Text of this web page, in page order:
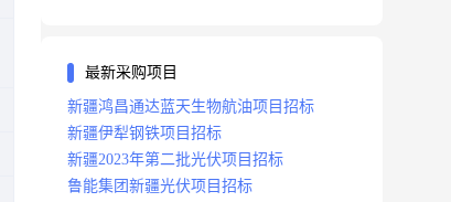
最新采购项目
新疆鸿昌通达蓝天生物航油项目招标
新疆伊犁钢铁项目招标
新疆2023年第二批光伏项目招标
鲁能集团新疆光伏项目招标